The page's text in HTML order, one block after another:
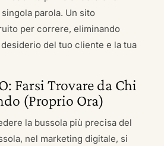
singola parola. Un sito
per correre, eliminando
del tuo cliente e la tua
Farsi Trovare da Chi
(Proprio Ora)
la bussola più precisa del
nel marketing digitale, si